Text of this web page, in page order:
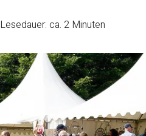
Lesedauer: ca. 2 Minuten